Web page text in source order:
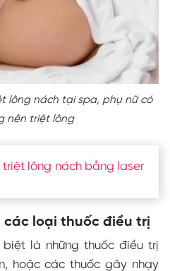
lông nách tại spa, phụ nữ có
nên triệt lông
triệt lông nách bằng laser
các loại thuốc điều trị
là những thuốc điều trị
hoặc các thuốc gây nhạy